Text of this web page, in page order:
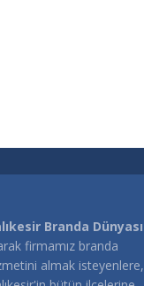
Branda Dünyası
firmamız branda
almak isteyenlere,